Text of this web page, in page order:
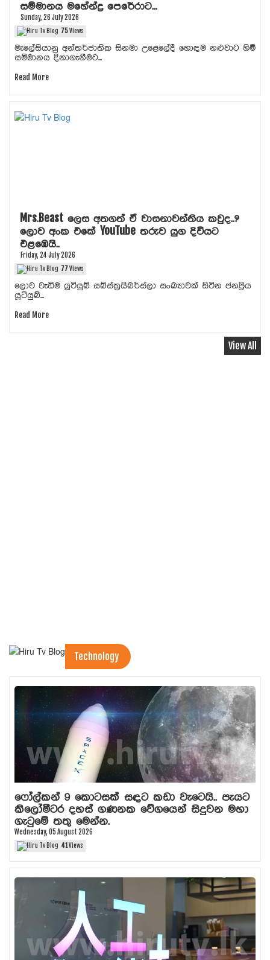
සම්මානය මහේන්ද්‍ර පෙරේරාට...
Sunday, 26 July 2026
75Views
මැලේසියානු අන්තර්ජාතික සිනමා උළෙලේදී හොඳම නළුවාට හිමි
සම්මානය දිනාගැනීමට...
Read More
Mrs.Beast ලෙස අතගත් ඒ වාසනාවන්තිය කවුද..?
ලොව අංක එකේ YouTube තරුව යුග දිවියට
එළඹෙයි..
Friday, 24 July 2026
77Views
ලොව වැඩිම යූටියුබ් සබ්ස්ක්‍රයිබර්ස්ලා සංඛ්‍යාවක් සිටින ජනප්‍රිය
යූටියුබ්...
Read More
View All
Technology
ෆෝල්කන් 9 කොටසක් සඳට කඩා වැටෙයි.. පැයට
කිලෝමීටර දහස් ගණනක වේගයෙන් සිදුවන මහා
ගැටුමේ තතු මෙන්න.
Wednesday, 05 August 2026
41Views